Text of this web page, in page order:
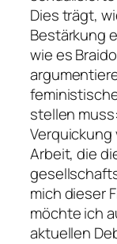
Dies trägt,
Bestärkung
wie es
stellen
Arbeit, die
mich dieser
möchte ich
aktuellen